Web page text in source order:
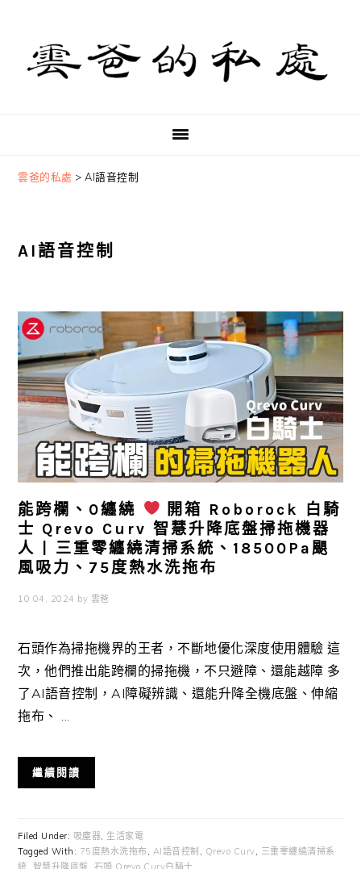
primary
navigation
content
primary
sidebar
雲爸的私處 >AI語音控制
AI語音控制
能跨欄、0纏繞
開箱 Roborock 白騎
士 Qrevo Curv 智慧升降底盤掃拖機器
人 | 三重零纏繞清掃系統、18500Pa颶
風吸力、75度熱水洗拖布
10 04, 2024 by 雲爸
石頭作為掃拖機界的王者，不斷地優化深度使用體驗 這
次，他們推出能跨欄的掃拖機，不只避障、還能越障 多
了AI語音控制，AI障礙辨識、還能升降全機底盤、伸縮
拖布、 ...
繼續閱讀
Filed Under: 吸塵器 生活家電
Tagged With: 75度熱水洗拖布 AI語音控制 Qrevo Curv
三重零纏繞清掃系
統 智慧升降底盤 石頭 Qrevo Curv白騎士